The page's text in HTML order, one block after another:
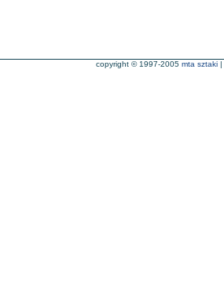
copyright © 1997-2005 mta sztaki |